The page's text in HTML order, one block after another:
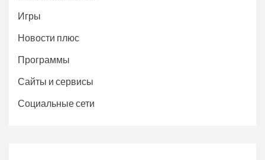
Игры
Новости плюс
Программы
Сайты и сервисы
Социальные сети